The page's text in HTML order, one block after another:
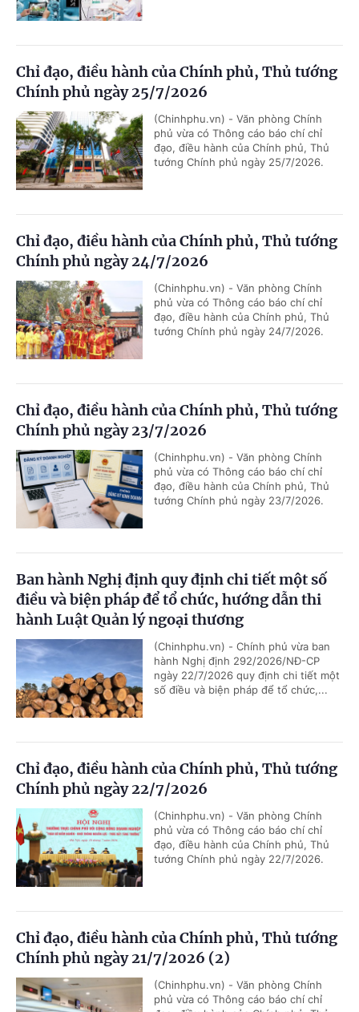
Chỉ đạo, điều hành của Chính phủ, Thủ tướng
Chính phủ ngày 25/7/2026
(Chinhphu.vn) - Văn phòng Chính
phủ vừa có Thông cáo báo chí chỉ
đạo, điều hành của Chính phủ, Thủ
tướng Chính phủ ngày 25/7/2026.
Chỉ đạo, điều hành của Chính phủ, Thủ tướng
Chính phủ ngày 24/7/2026
(Chinhphu.vn) - Văn phòng Chính
phủ vừa có Thông cáo báo chí chỉ
đạo, điều hành của Chính phủ, Thủ
tướng Chính phủ ngày 24/7/2026.
Chỉ đạo, điều hành của Chính phủ, Thủ tướng
Chính phủ ngày 23/7/2026
(Chinhphu.vn) - Văn phòng Chính
phủ vừa có Thông cáo báo chí chỉ
đạo, điều hành của Chính phủ, Thủ
tướng Chính phủ ngày 23/7/2026.
Ban hành Nghị định quy định chi tiết một số
điều và biện pháp để tổ chức, hướng dẫn thi
hành Luật Quản lý ngoại thương
(Chinhphu.vn) - Chính phủ vừa ban
hành Nghị định 292/2026/NĐ-CP
ngày 22/7/2026 quy định chi tiết một
số điều và biện pháp để tổ chức,...
Chỉ đạo, điều hành của Chính phủ, Thủ tướng
Chính phủ ngày 22/7/2026
(Chinhphu.vn) - Văn phòng Chính
phủ vừa có Thông cáo báo chí chỉ
đạo, điều hành của Chính phủ, Thủ
tướng Chính phủ ngày 22/7/2026.
Chỉ đạo, điều hành của Chính phủ, Thủ tướng
Chính phủ ngày 21/7/2026 (2)
(Chinhphu.vn) - Văn phòng Chính
phủ vừa có Thông cáo báo chí chỉ